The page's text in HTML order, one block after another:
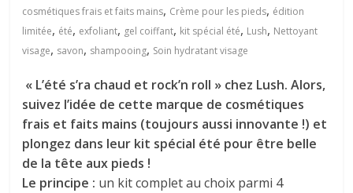
cosmétiques frais et faits mains, Crème pour les pieds, édition
limitée, été, exfoliant, gel coiffant, kit spécial été, Lush, Nettoyant
visage, savon, shampooing, Soin hydratant visage
« L’été s’ra chaud et rock’n roll » chez Lush. Alors,
suivez l’idée de cette marque de cosmétiques
frais et faits mains (toujours aussi innovante !) et
plongez dans leur kit spécial été pour être belle
de la tête aux pieds !
Le principe : un kit complet au choix parmi 4